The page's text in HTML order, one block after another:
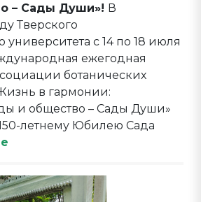
– Сады Души»! В
Тверского
университета с 14 по 18 июля
ежегодная
ботанических
в гармонии:
и общество – Сады Души»
летнему Юбилею Сада